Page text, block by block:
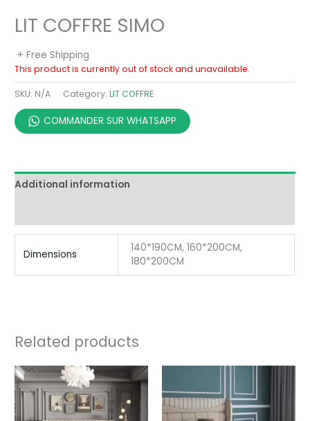
LIT COFFRE SIMO
+ Free Shipping
This product is currently out of stock and unavailable.
SKU: N/A Category:LIT COFFRE
COMMANDER SUR WHATSAPP
Additional information
Dimensions
140*190CM, 160*200CM,
180*200CM
Related products
Price
range:
490,00 €
through
690,00 €